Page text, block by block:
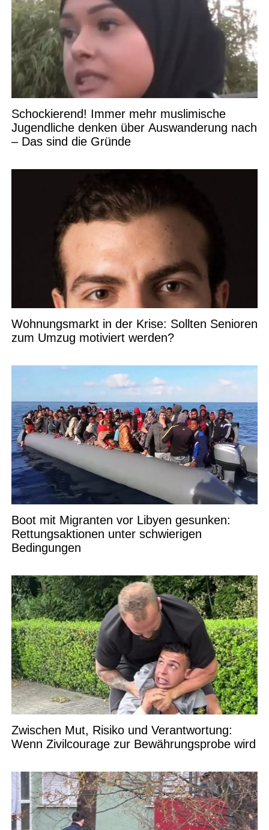
Schockierend! Immer mehr muslimische
Jugendliche denken über Auswanderung nach
– Das sind die Gründe
Wohnungsmarkt in der Krise: Sollten Senioren
zum Umzug motiviert werden?
Boot mit Migranten vor Libyen gesunken:
Rettungsaktionen unter schwierigen
Bedingungen
Zwischen Mut, Risiko und Verantwortung:
Wenn Zivilcourage zur Bewährungsprobe wird